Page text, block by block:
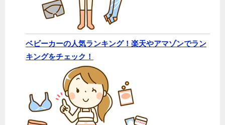
ベビーカーの人気ランキング！楽天やアマゾンでラン
キングをチェック！